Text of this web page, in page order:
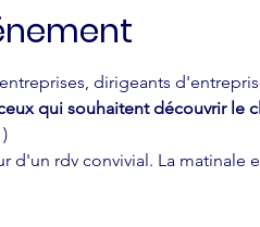
dirigeants
qui souhaitent découvrir
d'un rdv convivial. La